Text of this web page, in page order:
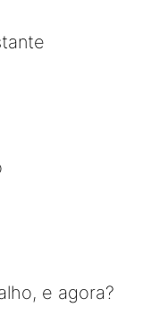
e agora?